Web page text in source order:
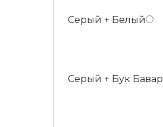
Серый + Белый
Серый + Бук